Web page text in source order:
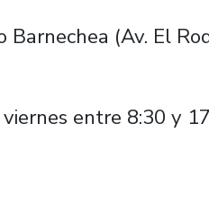
(Av. El
entre 8:30 y